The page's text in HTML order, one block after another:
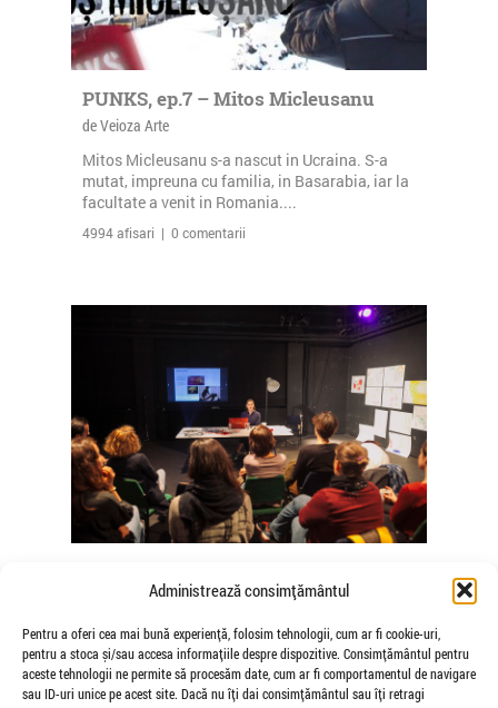
Administrează consimțământul
Pentru a oferi cea mai bună experiență, folosim tehnologii, cum ar fi cookie-uri,
pentru a stoca și/sau accesa informațiile despre dispozitive. Consimțământul pentru
aceste tehnologii ne permite să procesăm date, cum ar fi comportamentul de navigare
sau ID-uri unice pe acest site. Dacă nu îți dai consimțământul sau îți retragi
PUNKS, ep.7 – Mitos Micleusanu
de Veioza Arte
Mitos Micleusanu s-a nascut in Ucraina. S-a
mutat, impreuna cu familia, in Basarabia, iar la
facultate a venit in Romania....
4994 afisari | 0 comentarii
Somatice susținute de coregrafele
Mădălina Dan și Valentina De Piante
Niculae
de Veioza Arte